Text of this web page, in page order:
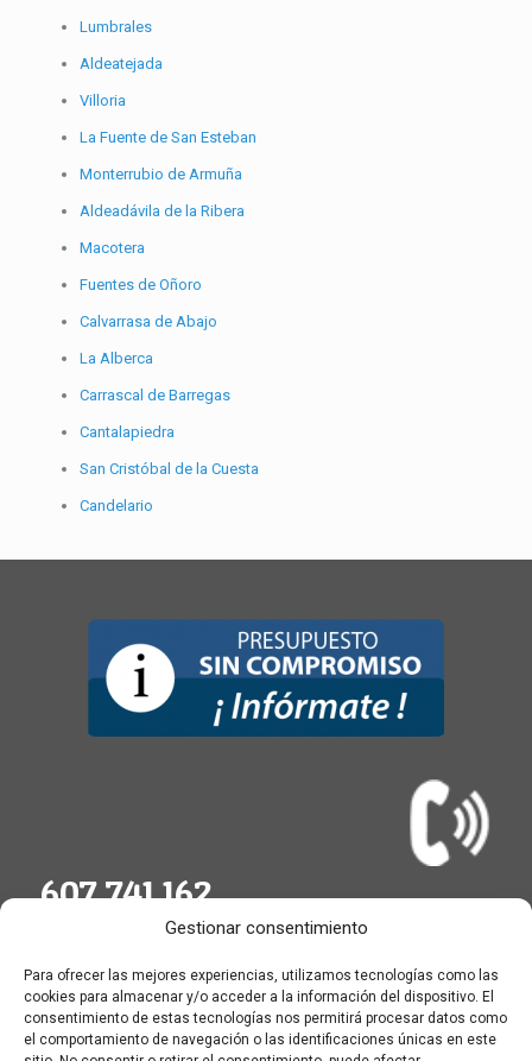
Gestionar consentimiento
Para ofrecer las mejores experiencias, utilizamos tecnologías como las
cookies para almacenar y/o acceder a la información del dispositivo. El
consentimiento de estas tecnologías nos permitirá procesar datos como
el comportamiento de navegación o las identificaciones únicas en este
Lumbrales
Aldeatejada
Villoria
La Fuente de San Esteban
Monterrubio de Armuña
Aldeadávila de la Ribera
Macotera
Fuentes de Oñoro
Calvarrasa de Abajo
La Alberca
Carrascal de Barregas
Cantalapiedra
San Cristóbal de la Cuesta
Candelario
607 741 162